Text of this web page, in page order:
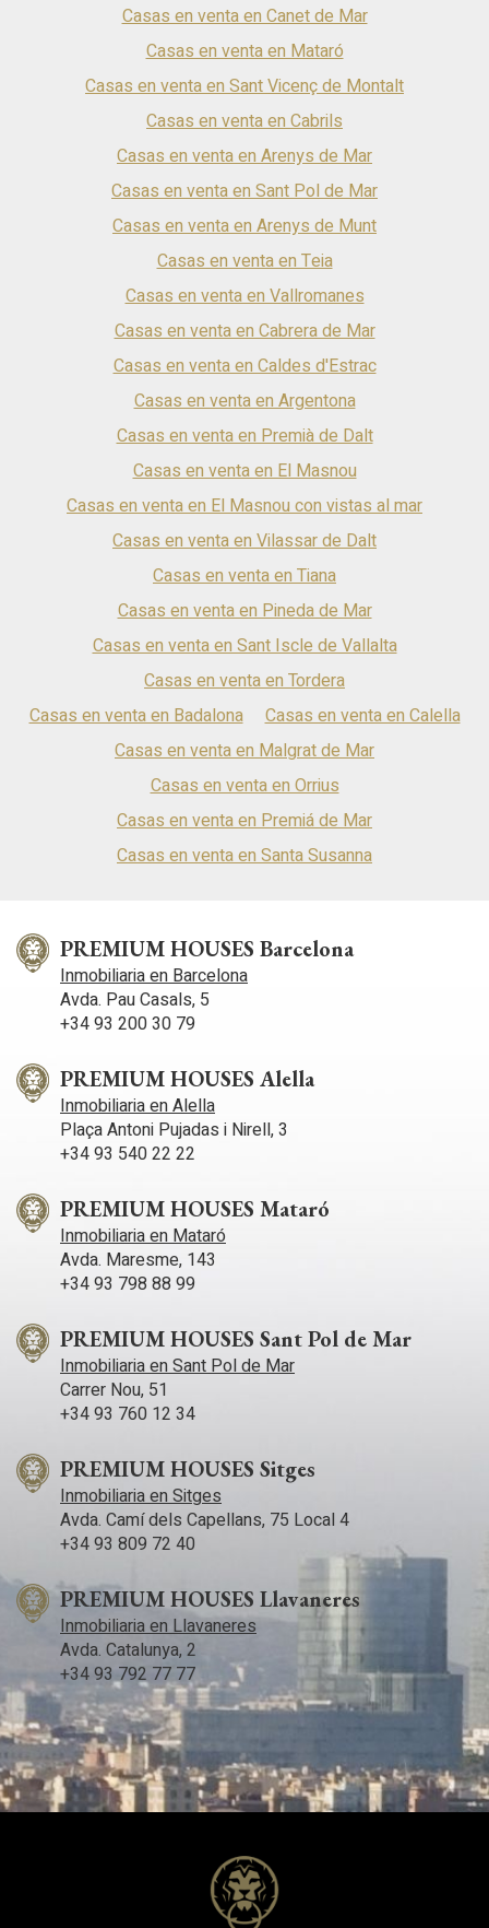
magnífica zona de descanso al borde de la piscina, se ha
celebraciones al aire libre. La distribución interior es ideal para
familias, ya que disponemos en planta, de una suite completa
con baño y salida directa al jardín, así como de un segundo
dormitorio, con un baño que le da servicio. En la planta
master suite, con su gran baño y su cómodo vestidor; a
continuación, se nos abren dos dormitorios más, uno de ello
muy grande, con un pequeño salón que conforma un
pequeño apartamento, con salida a una gran terraza con
casa. Para añadir mayor comodidad la casa cuenta con un
ascensor que nos comunica todas las plantas. Tenemos a
disposición un gran garaje para cuatro coches, y en esta
misma zona se ha ubicado la zona de lavado y planchado, así
bodega para los amantes de los buenos vinos.
Casas en venta en Canet de Mar
Casas en venta en Mataró
Casas en venta en Sant Vicenç de Montalt
Casas en venta en Cabrils
Casas en venta en Arenys de Mar
Casas en venta en Sant Pol de Mar
Casas en venta en Arenys de Munt
Casas en venta en Teia
Casas en venta en Vallromanes
Casas en venta en Cabrera de Mar
Casas en venta en Caldes d'Estrac
Casas en venta en Argentona
Casas en venta en Premià de Dalt
Casas en venta en El Masnou
Casas en venta en El Masnou con vistas al mar
Casas en venta en Vilassar de Dalt
Casas en venta en Tiana
Casas en venta en Pineda de Mar
Casas en venta en Sant Iscle de Vallalta
Casas en venta en Tordera
Casas en venta en Badalona
Casas en venta en Calella
Casas en venta en Malgrat de Mar
Casas en venta en Orrius
Casas en venta en Premiá de Mar
Casas en venta en Santa Susanna
PREMIUM HOUSES Barcelona
Inmobiliaria en Barcelona
Avda. Pau Casals, 5
+34 93 200 30 79
PREMIUM HOUSES Alella
Inmobiliaria en Alella
Plaça Antoni Pujadas i Nirell, 3
+34 93 540 22 22
PREMIUM HOUSES Mataró
Inmobiliaria en Mataró
Avda. Maresme, 143
+34 93 798 88 99
PREMIUM HOUSES Sant Pol de Mar
Inmobiliaria en Sant Pol de Mar
Carrer Nou, 51
+34 93 760 12 34
PREMIUM HOUSES Sitges
Inmobiliaria en Sitges
Avda. Camí­ dels Capellans, 75 Local 4
+34 93 809 72 40
PREMIUM HOUSES Llavaneres
Inmobiliaria en Llavaneres
Avda. Catalunya, 2
+34 93 792 77 77